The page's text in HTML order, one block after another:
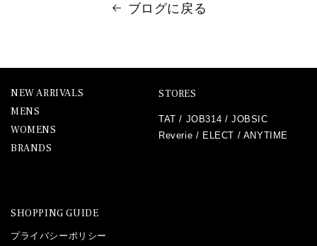
ブログに戻る
NEW ARRIVALS
MENS
WOMENS
BRANDS
STORES
TAT / JOB314 /JOBSIC
Reverie / ELECT / ANYTIME
SHOPPING GUIDE
プライバシーポリシー